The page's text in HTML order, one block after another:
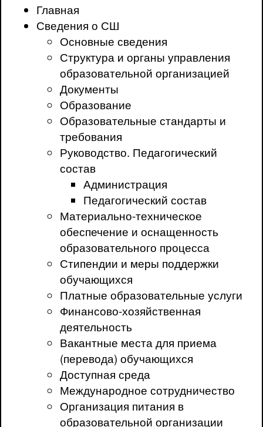
Главная
Сведения о СШ
Основные сведения
Структура и органы управления
образовательной организацией
Документы
Образование
Образовательные стандарты и
требования
Руководство. Педагогический
состав
Администрация
Педагогический состав
Материально-техническое
обеспечение и оснащенность
образовательного процесса
Стипендии и меры поддержки
обучающихся
Платные образовательные услуги
Финансово-хозяйственная
деятельность
Вакантные места для приема
(перевода) обучающихся
Доступная среда
Международное сотрудничество
Организация питания в
образовательной организации